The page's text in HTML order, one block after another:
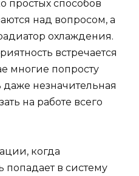
над вопросом, а
охлаждения.
встречается
многие попросту
незначительная
на работе всего
когда
в систему